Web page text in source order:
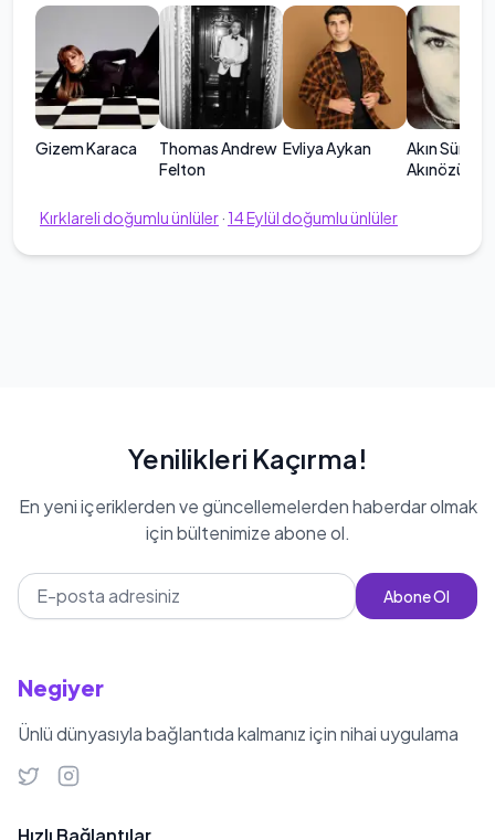
Gizem Karaca
Thomas Andrew
Felton
Evliya Aykan
Akın
Akınözü
Kırklareli doğumlu ünlüler· 14Eylül doğumlu ünlüler
Yenilikleri Kaçırma!
En yeni içeriklerden ve güncellemelerden haberdar olmak
için bültenimize abone ol.
Abone Ol
Negiyer
Ünlü dünyasıyla bağlantıda kalmanız için nihai uygulama
Hızlı Bağlantılar